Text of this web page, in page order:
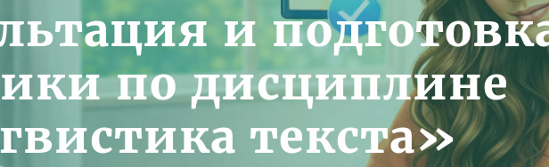
и
по дисциплине
текста»